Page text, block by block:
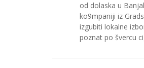
od dolaska u
ko9mpaniji iz
izgubiti lokalne
poznat po švercu